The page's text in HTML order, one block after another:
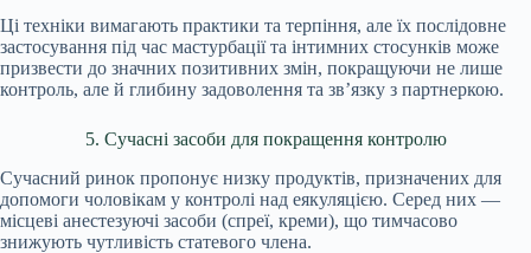
Ці техніки вимагають практики та терпіння, але їх послідовне
застосування під час мастурбації та інтимних стосунків може
призвести до значних позитивних змін, покращуючи не лише
контроль, але й глибину задоволення та зв’язку з партнеркою.
5. Сучасні засоби для покращення контролю
Сучасний ринок пропонує низку продуктів, призначених для
допомоги чоловікам у контролі над еякуляцією. Серед них —
місцеві анестезуючі засоби (спреї, креми), що тимчасово
знижують чутливість статевого члена.